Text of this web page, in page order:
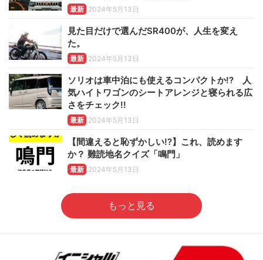
最新 2024年5月13日
見た目だけで選んだSR400が、人生を変え
た。
最新 2024年5月13日
ソリオは車中泊にも使えるコンパクトか!? 人
気ハイトワゴンのシートアレンジと寝られる広
さをチェック!!
最新 2024年5月13日
【間違えると恥ずかしい!?】これ、読めます
か？ 難読地名クイズ「鳴門」
最新 2024年5月13日
もっと見る